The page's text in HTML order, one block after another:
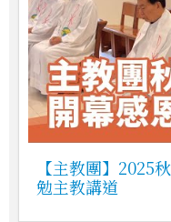
【主教團】2025
勉主教講道